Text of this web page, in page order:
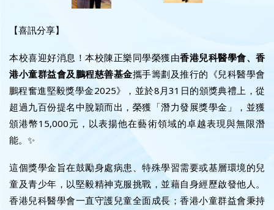
【喜訊分享】
本校喜迎好消息！本校陳正樂同學榮獲由香港兒科醫學會、香
港小童群益會及鵬程慈善基金攜手籌劃及推行的《兒科醫學會
鵬程奮進堅毅獎學金2025》，並於8月31日的頒獎典禮上，從
超過九百份提名中脫穎而出，榮獲「潛力發展獎學金」，並獲
頒港幣15,000元，以表揚他在藝術領域的卓越表現與無限潛
能。✨
這個獎學金旨在鼓勵身處病患、特殊學習需要或基層環境的兒
童及青少年，以堅毅精神克服挑戰，並藉自身經歷啟發他人。
香港兒科醫學會一直守護兒童全面成長；香港小童群益會秉持